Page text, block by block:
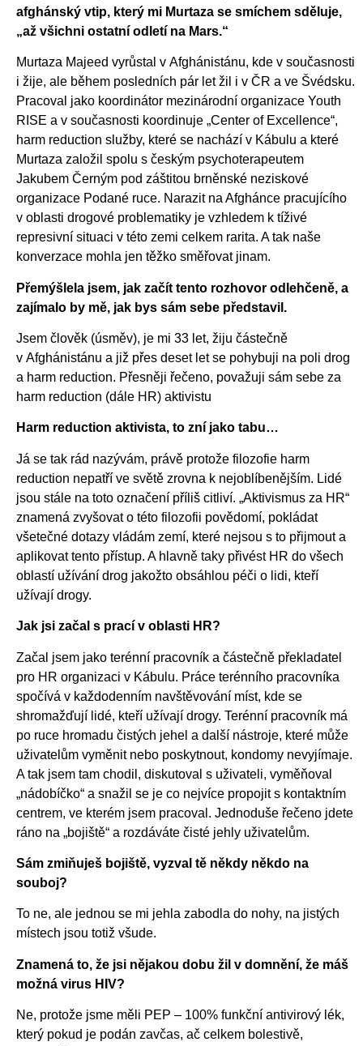
afghánský vtip, který mi Murtaza se smíchem sděluje,
„až všichni ostatní odletí na Mars.“
Murtaza Majeed vyrůstal v Afghánistánu, kde v současnosti
i žije, ale během posledních pár let žil i v ČR a ve Švédsku.
Pracoval jako koordinátor mezinárodní organizace Youth
RISE a v současnosti koordinuje „Center of Excellence“,
harm reduction služby, které se nachází v Kábulu a které
Murtaza založil spolu s českým psychoterapeutem
Jakubem Černým pod záštitou brněnské neziskové
organizace Podané ruce. Narazit na Afghánce pracujícího
v oblasti drogové problematiky je vzhledem k tíživé
represivní situaci v této zemi celkem rarita. A tak naše
konverzace mohla jen těžko směřovat jinam.
Přemýšlela jsem, jak začít tento rozhovor odlehčeně, a
zajímalo by mě, jak bys sám sebe představil.
Jsem člověk (úsměv), je mi 33 let, žiju částečně
v Afghánistánu a již přes deset let se pohybuji na poli drog
a harm reduction. Přesněji řečeno, považuji sám sebe za
harm reduction (dále HR) aktivistu
Harm reduction aktivista, to zní jako tabu…
Já se tak rád nazývám, právě protože filozofie harm
reduction nepatří ve světě zrovna k nejoblíbenějším. Lidé
jsou stále na toto označení příliš citliví. „Aktivismus za HR“
znamená zvyšovat o této filozofii povědomí, pokládat
všetečné dotazy vládám zemí, které nejsou s to přijmout a
aplikovat tento přístup. A hlavně taky přivést HR do všech
oblastí užívání drog jakožto obsáhlou péči o lidi, kteří
užívají drogy.
Jak jsi začal s prací v oblasti HR?
Začal jsem jako terénní pracovník a částečně překladatel
pro HR organizaci v Kábulu. Práce terénního pracovníka
spočívá v každodenním navštěvování míst, kde se
shromažďují lidé, kteří užívají drogy. Terénní pracovník má
po ruce hromadu čistých jehel a další nástroje, které může
uživatelům vyměnit nebo poskytnout, kondomy nevyjímaje.
A tak jsem tam chodil, diskutoval s uživateli, vyměňoval
„nádobíčko“ a snažil se je co nejvíce propojit s kontaktním
centrem, ve kterém jsem pracoval. Jednoduše řečeno jdete
ráno na „bojiště“ a rozdáváte čisté jehly uživatelům.
Sám zmiňuješ bojiště, vyzval tě někdy někdo na
souboj?
To ne, ale jednou se mi jehla zabodla do nohy, na jistých
místech jsou totiž všude.
Znamená to, že jsi nějakou dobu žil v domnění, že máš
možná virus HIV?
Ne, protože jsme měli PEP – 100% funkční antivirový lék,
který pokud je podán zavčas, ač celkem bolestivě,